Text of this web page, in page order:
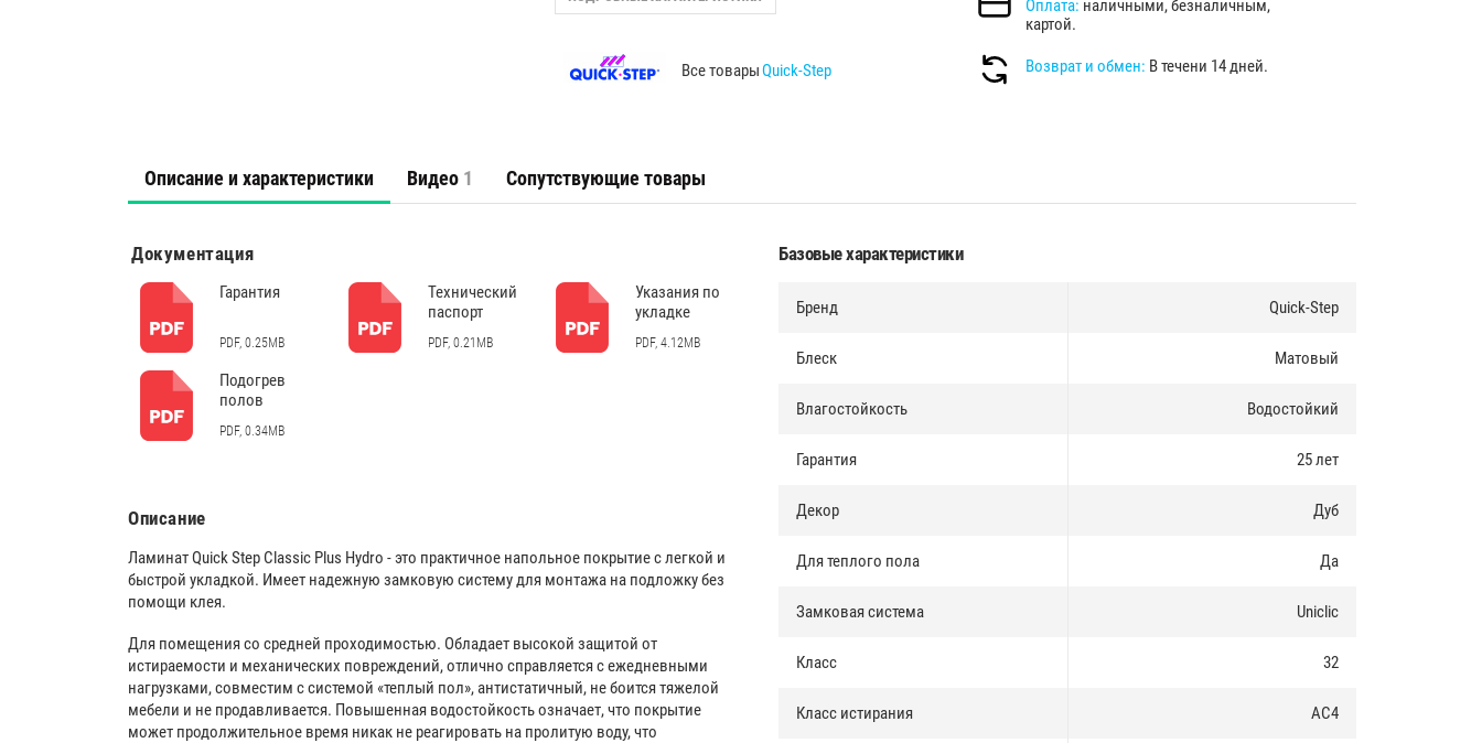
Все товарыQuick-Step
Оплата: наличными, безналичным,
картой.
Возврат и обмен: В течени 14 дней.
Описание и характеристики Видео 1 Сопутствующие товары
Документация
Гарантия
PDF, 0.25MB
Технический
паспорт
PDF, 0.21MB
Указания по
укладке
PDF, 4.12MB
Подогрев
полов
PDF, 0.34MB
Описание
Ламинат Quick Step Classic Plus Hydro - это практичное напольное покрытие с легкой и
быстрой укладкой. Имеет надежную замковую систему для монтажа на подложку без
помощи клея.
Для помещения со средней проходимостью. Обладает высокой защитой от
истираемости и механических повреждений, отлично справляется с ежедневными
нагрузками, совместим с системой «теплый пол», антистатичный, не боится тяжелой
мебели и не продавливается. Повышенная водостойкость означает, что покрытие
может продолжительное время никак не реагировать на пролитую воду, что
Базовые характеристики
Бренд Quick-Step
Блеск Матовый
Влагостойкость Водостойкий
Гарантия 25 лет
Декор Дуб
Для теплого пола Да
Замковая система Uniclic
Класс 32
Класс истирания AC4